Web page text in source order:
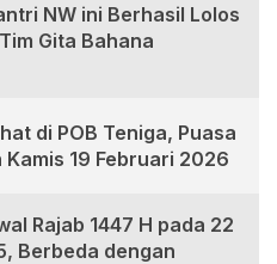
NW ini Berhasil Lolos
Gita Bahana
di POB Teniga, Puasa
Kamis 19 Februari 2026
Rajab 1447 H pada 22
Berbeda dengan